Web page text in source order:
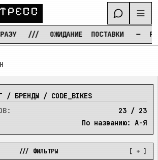
ТРЕСС
/// ОЖИДАНИЕ ПОСТАВКИ
/ БРЕНДЫ / CODE_BIKES
23 / 23
По названию: А-Я
/// ФИЛЬТРЫ [ + ]